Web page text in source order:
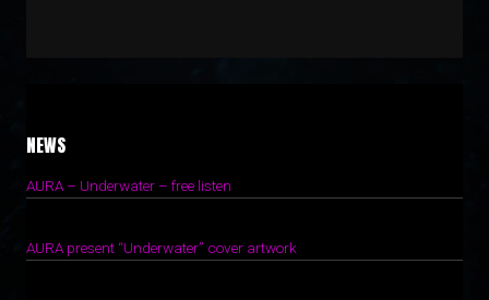
NEWS
AURA – Underwater – free listen
AURA present “Underwater” cover artwork